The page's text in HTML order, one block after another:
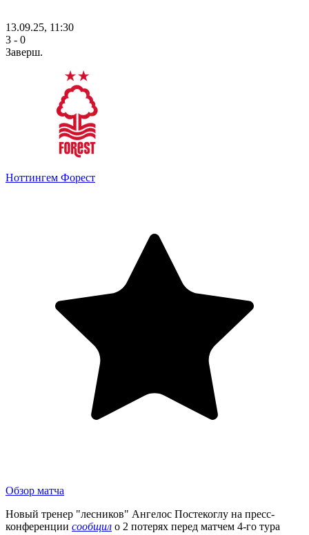
13.09.25, 11:30
3 - 0
Заверш.
Ноттингем Форест
Обзор матча
Новый тренер "лесников" Ангелос Постекоглу на пресс-
конференции сообщил о 2 потерях перед матчем 4-го тура